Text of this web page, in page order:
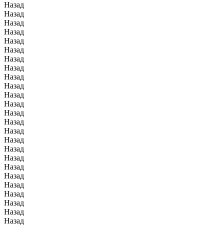
Назад
Назад
Назад
Назад
Назад
Назад
Назад
Назад
Назад
Назад
Назад
Назад
Назад
Назад
Назад
Назад
Назад
Назад
Назад
Назад
Назад
Назад
Назад
Назад
Назад